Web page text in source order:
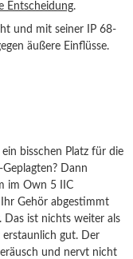
Entscheidung.
und mit seiner IP 68-
äußere Einflüsse.
bisschen Platz für die
Dann
im Own 5 IIC
Gehör abgestimmt
Das ist nichts weiter als
gut. Der
und nervt nicht